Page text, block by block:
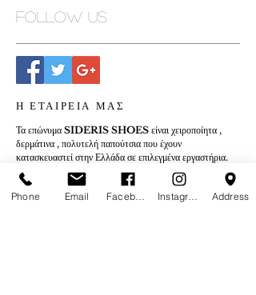
Follow Us
Η ΕΤΑΙΡΕΙΑ ΜΑΣ
Τα επώνυμα SIDERIS SHOES είναι χειροποίητα ,
δερμάτινα , πολυτελή παπούτσια που έχουν
κατασκευαστεί στην Ελλάδα σε επιλεγμένα εργαστήρια.
Περισσότερα...
Phone Email Address